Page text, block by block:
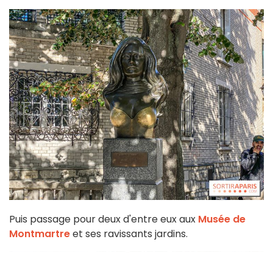
Puis passage pour deux d'entre eux aux Musée de
Montmartreet ses ravissants jardins.